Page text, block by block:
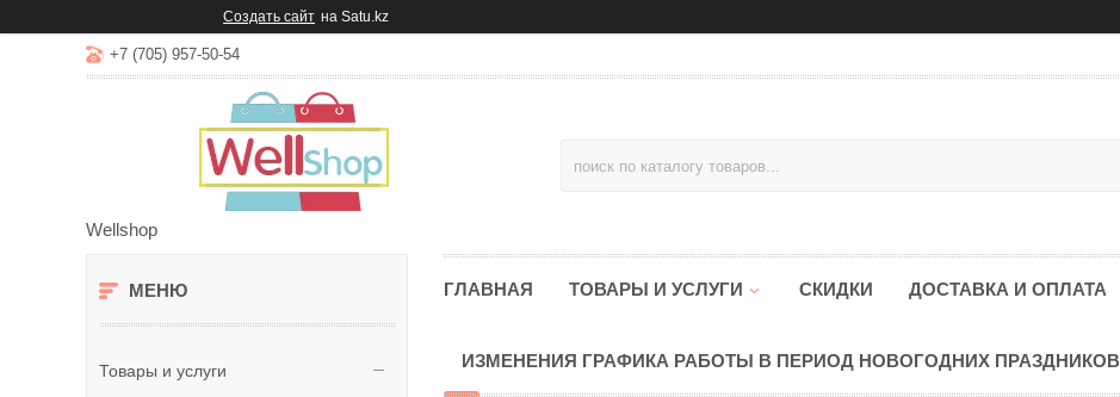
Создать сайт на Satu.kz
+7 (705) 957-50-54
Wellshop
Товары и услуги
ГЛАВНАЯ ТОВАРЫ И УСЛУГИ СКИДКИ ДОСТАВКА И ОПЛАТА
ИЗМЕНЕНИЯ ГРАФИКА РАБОТЫ В ПЕРИОД НОВОГОДНИХ ПРАЗДНИКОВ